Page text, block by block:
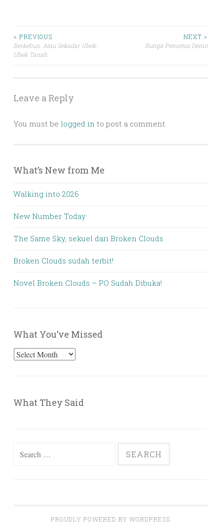
Post
navigation
< PREVIOUS
Berkebun. Atau Sekadar Ubek-
Ubek Tanah.
NEXT >
Bunga Pencetus Demo
Leave a Reply
You must be logged in to post a comment.
What’s New from Me
Walking into 2026
New Number Today
The Same Sky, sekuel dari Broken Clouds
Broken Clouds sudah terbit!
Novel Broken Clouds – PO Sudah Dibuka!
What You’ve Missed
What
What They Said
Search
PROUDLY POWERED BY WORDPRESS